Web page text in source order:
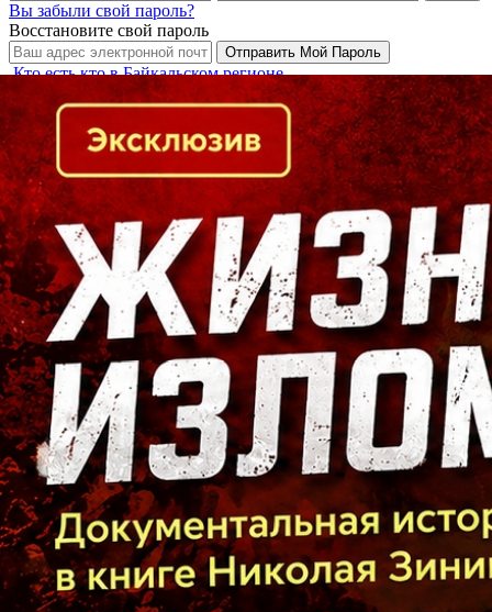
Вы забыли свой пароль?
Восстановите свой пароль
Кто есть кто в Байкальском регионе